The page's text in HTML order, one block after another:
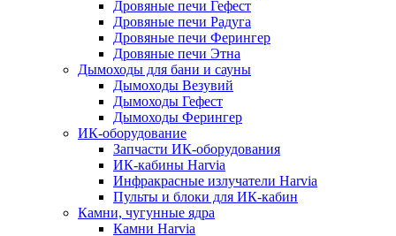
Дровяные печи Гефест
Дровяные печи Радуга
Дровяные печи Ферингер
Дровяные печи Этна
Дымоходы для бани и сауны
Дымоходы Везувий
Дымоходы Гефест
Дымоходы Ферингер
ИК-оборудование
Запчасти ИК-оборудования
ИК-кабины Harvia
Инфракрасные излучатели Harvia
Пульты и блоки для ИК-кабин
Камни, чугунные ядра
Камни Harvia